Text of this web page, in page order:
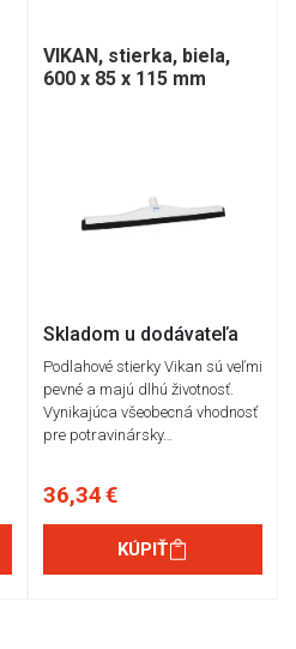
VIKAN, stierka, biela,
600 x 85 x 115 mm
Skladom u dodávateľa
Podlahové stierky Vikan sú veľmi
pevné a majú dlhú životnosť.
Vynikajúca všeobecná vhodnosť
pre potravinársky…
36,34 €
KÚPIŤ